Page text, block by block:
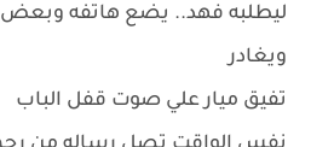
ليطلبه فهد.. يضع هاتفه وبعض
ويغادر
تفيق ميار علي صوت قفل الباب